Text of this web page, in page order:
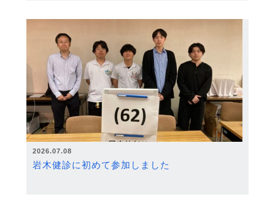
2026.07.08
岩木健診に初めて参加しました